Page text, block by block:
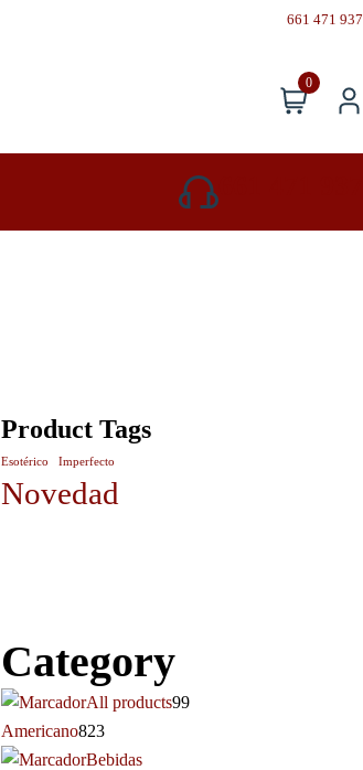
661 471 937
0
Product Tags
Esotérico Imperfecto
Novedad
Category
All products99
Americano823
Bebidas